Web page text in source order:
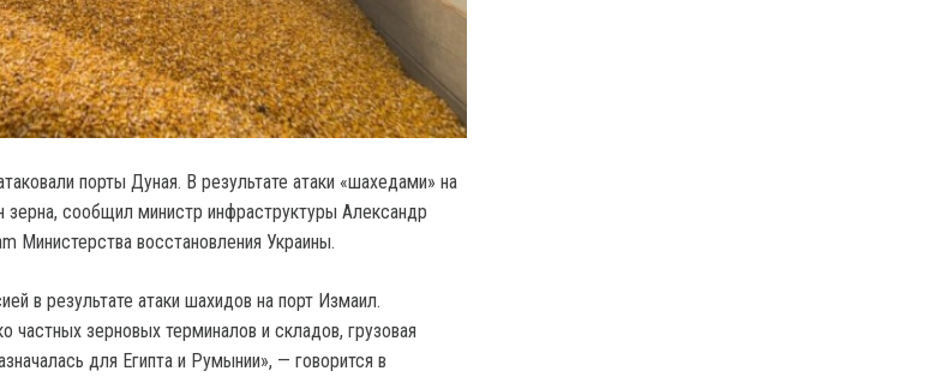
порты Дуная. В результате атаки «шахедами» на
сообщил министр инфраструктуры Александр
Министерства восстановления Украины.
в результате атаки шахидов на порт Измаил.
частных зерновых терминалов и складов, грузовая
для Египта и Румынии», — говорится в